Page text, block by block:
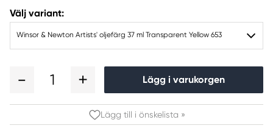
Välj variant:
Winsor & Newton Artists' oljefärg 37 ml Transparent Yellow 653
1 Lägg i varukorgen
Lägg till i önskelista »